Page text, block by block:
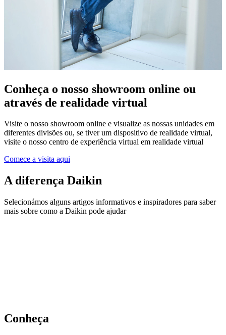
Conheça o nosso showroom online ou
através de realidade virtual
Visite o nosso showroom online e visualize as nossas unidades em
diferentes divisões ou, se tiver um dispositivo de realidade virtual,
visite o nosso centro de experiência virtual em realidade virtual
Comece a visita aqui
A diferença Daikin
Selecionámos alguns artigos informativos e inspiradores para saber
mais sobre como a Daikin pode ajudar
Conheça